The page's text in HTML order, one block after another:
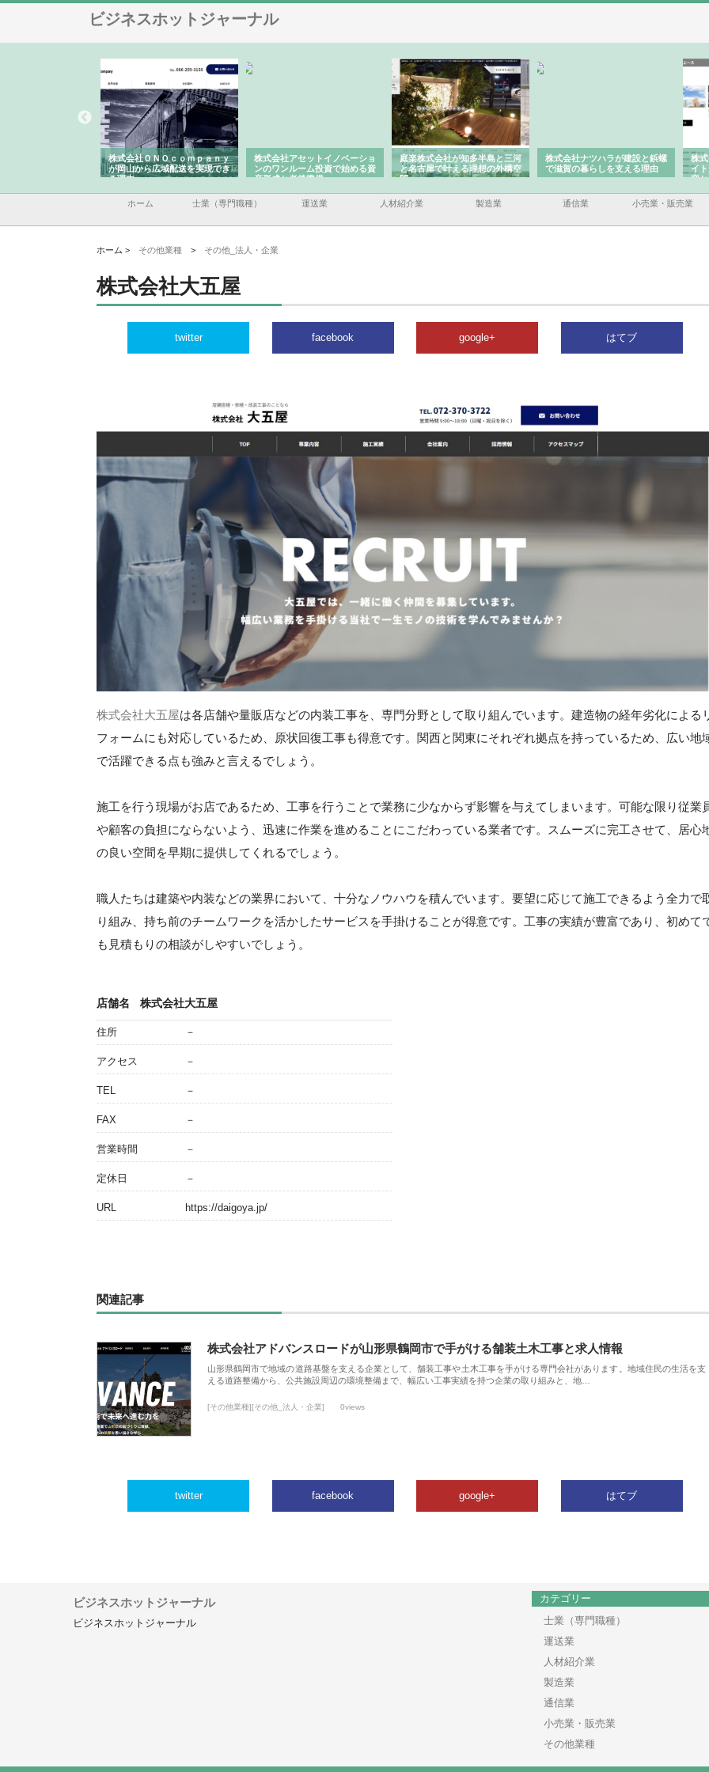
ビジネスホットジャーナル
株式会社アセットイノベーショ
ンのワンルーム投資で始める資
産形成と老後準備
庭楽株式会社が知多半島と三河
と名古屋で叶える理想の外構空
間
株式会社ナツハラが建設と鋲螺
で滋賀の暮らしを支える理由
株式会社メタルエースの企業サ
イトが提供する充実した情報内
容とは
株
み
ホーム 士業（専門職種） 運送業 人材紹介業 製造業 通信業 小売業・販売業
ホーム > その他業種 > その他_法人・企業
株式会社大五屋
twitter facebook google+ はてブ
株式会社大五屋は各店舗や量販店などの内装工事を、専門分野として取り組んでいます。建造物の経年劣化による
フォームにも対応しているため、原状回復工事も得意です。関西と関東にそれぞれ拠点を持っているため、広い地
で活躍できる点も強みと言えるでしょう。
施工を行う現場がお店であるため、工事を行うことで業務に少なからず影響を与えてしまいます。可能な限り従業
や顧客の負担にならないよう、迅速に作業を進めることにこだわっている業者です。スムーズに完工させて、居心
の良い空間を早期に提供してくれるでしょう。
職人たちは建築や内装などの業界において、十分なノウハウを積んでいます。要望に応じて施工できるよう全力で
り組み、持ち前のチームワークを活かしたサービスを手掛けることが得意です。工事の実績が豊富であり、初めて
も見積もりの相談がしやすいでしょう。
店舗名 株式会社大五屋
住所 －
アクセス －
TEL －
FAX －
営業時間 －
定休日 －
URL https://daigoya.jp/
関連記事
株式会社アドバンスロードが山形県鶴岡市で手がける舗装土木工事と求人情報
山形県鶴岡市で地域の道路基盤を支える企業として、舗装工事や土木工事を手がける専門会社があります。地域住民の生活を支
える道路整備から、公共施設周辺の環境整備まで、幅広い工事実績を持つ企業の取り組みと、地…
[その他業種][その他_法人・企業] 0views
twitter facebook google+ はてブ
ビジネスホットジャーナル
ビジネスホットジャーナル
カテゴリー
士業（専門職種）
運送業
人材紹介業
製造業
通信業
小売業・販売業
その他業種